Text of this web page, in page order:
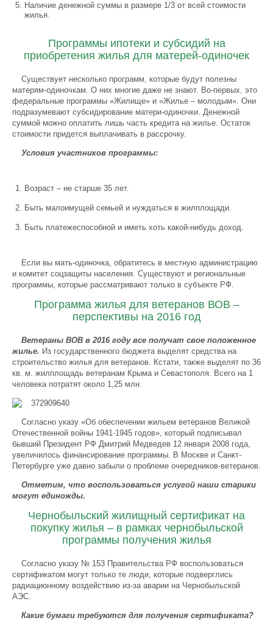
Наличие денежной суммы в размере 1/3 от всей стоимости
жилья.
Программы ипотеки и субсидий на
приобретения жилья для матерей-одиночек
Существует несколько программ, которые будут полезны
матерям-одиночкам. О них многие даже не знают. Во-первых, это
федеральные программы «Жилище» и «Жилье – молодым». Они
подразумевают субсидирование матери-одиночки. Денежной
суммой можно оплатить лишь часть кредита на жилье. Остаток
стоимости придется выплачивать в рассрочку.
Условия участников программы:
Возраст – не старше 35 лет.
Быть малоимущей семьей и нуждаться в жилплощади.
Быть платежеспособной и иметь хоть какой-нибудь доход.
Если вы мать-одиночка, обратитесь в местную администрацию
и комитет соцзащиты населения. Существуют и региональные
программы, которые рассматривают только в субъекте РФ.
Программа жилья для ветеранов ВОВ –
перспективы на 2016 год
Ветераны ВОВ в 2016 году все получат свое положенное
жилье. Из государственного бюджета выделят средства на
строительство жилья для ветеранов. Кстати, также выделят по 36
кв. м. жилплощадь ветеранам Крыма и Севастополя. Всего на 1
человека потратят около 1,25 млн.
Согласно указу «Об обеспечении жильем ветеранов Великой
Отечественной войны 1941-1945 годов», который подписывал
бывший Президент РФ Дмитрий Медведев 12 января 2008 года,
увеличилось финансирование программы. В Москве и Санкт-
Петербурге уже давно забыли о проблеме очередников-ветеранов.
Отметим, что воспользоваться услугой наши старики
могут единожды.
Чернобыльский жилищный сертификат на
покупку жилья – в рамках чернобыльской
программы получения жилья
Согласно указу № 153 Правительства РФ воспользоваться
сертификатом могут только те люди, которые подверглись
радиационному воздействию из-за аварии на Чернобыльской
АЭС.
Какие бумаги требуются для получения сертификата?